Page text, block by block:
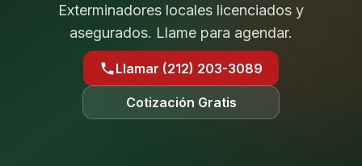
Exterminadores locales licenciados y
asegurados. Llame para agendar.
Llamar (212) 203-3089
Cotización Gratis